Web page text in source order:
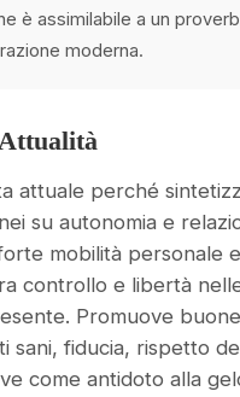
è assimilabile a un
moderna.
attuale perché
su autonomia e
mobilità personale
controllo e libertà
Promuove
sani, fiducia, rispetto
come antidoto alla